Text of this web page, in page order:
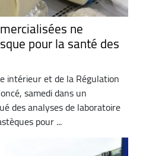
ne
pour la santé des
intérieur et de la Régulation
samedi dans un
des analyses de laboratoire
pour ...